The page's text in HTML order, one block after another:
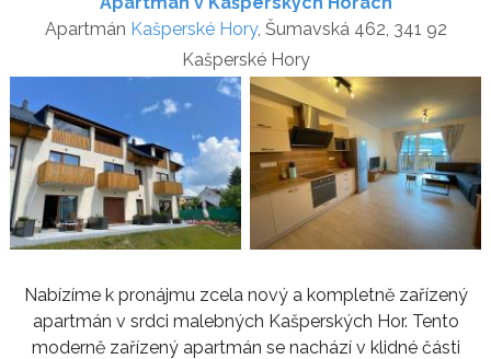
Apartmán Kašperské Hory, Šumavská 462, 341 92
Kašperské Hory
Nabízíme k pronájmu zcela nový a kompletně zařízený
apartmán v srdci malebných Kašperských Hor. Tento
moderně zařízený apartmán se nachází v klidné části